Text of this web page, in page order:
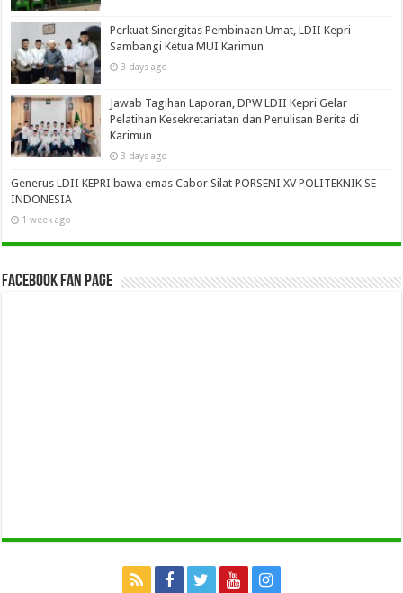
Perkuat Sinergitas Pembinaan Umat, LDII Kepri
Sambangi Ketua MUI Karimun
3 days ago
Jawab Tagihan Laporan, DPW LDII Kepri Gelar
Pelatihan Kesekretariatan dan Penulisan Berita di
Karimun
3 days ago
Generus LDII KEPRI bawa emas Cabor Silat PORSENI XV POLITEKNIK SE
INDONESIA
1 week ago
Facebook Fan Page